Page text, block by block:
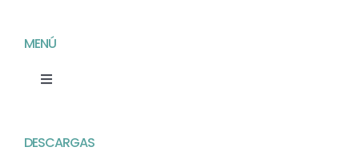
MENÚ
Toggle
DESCARGAS